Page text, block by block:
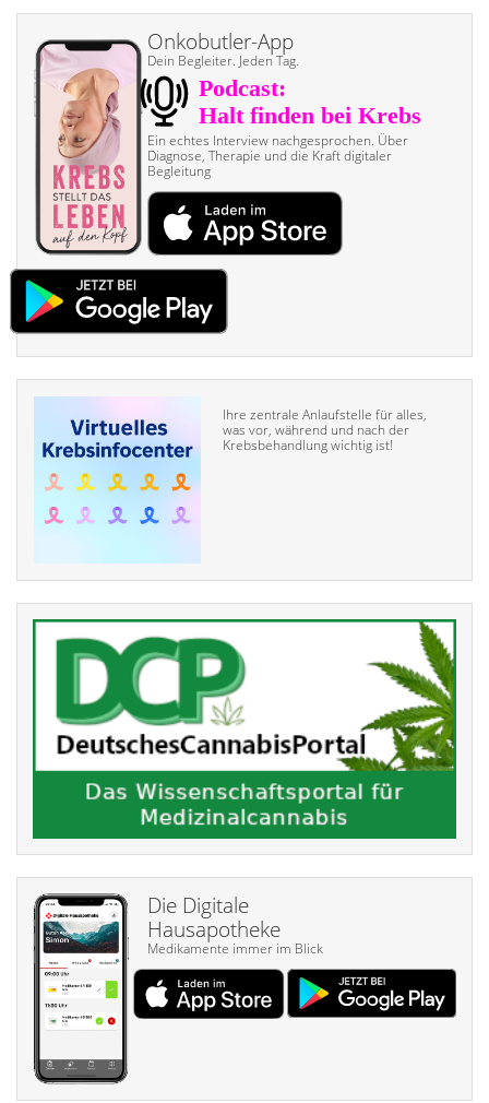
Onkobutler-App
Dein Begleiter. Jeden Tag.
Ein echtes Interview nach­gesprochen. Über
Diagnose, Therapie und die Kraft digitaler
Begleitung
Ihre zentrale Anlaufstelle für alles,
was vor, während und nach der
Krebsbehandlung wichtig ist!
Die Digitale
Hausapotheke
Medikamente immer im Blick